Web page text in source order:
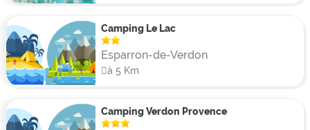
Camping Le Lac
Esparron-de-Verdon
à 5 Km
Camping Verdon Provence